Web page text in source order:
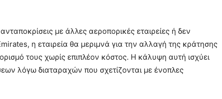
με άλλες αεροπορικές εταιρείες ή δεν
η εταιρεία θα μεριμνά για την αλλαγή της κράτησης
τους χωρίς επιπλέον κόστος. Η κάλυψη αυτή ισχύει
λόγω διαταραχών που σχετίζονται με ένοπλες